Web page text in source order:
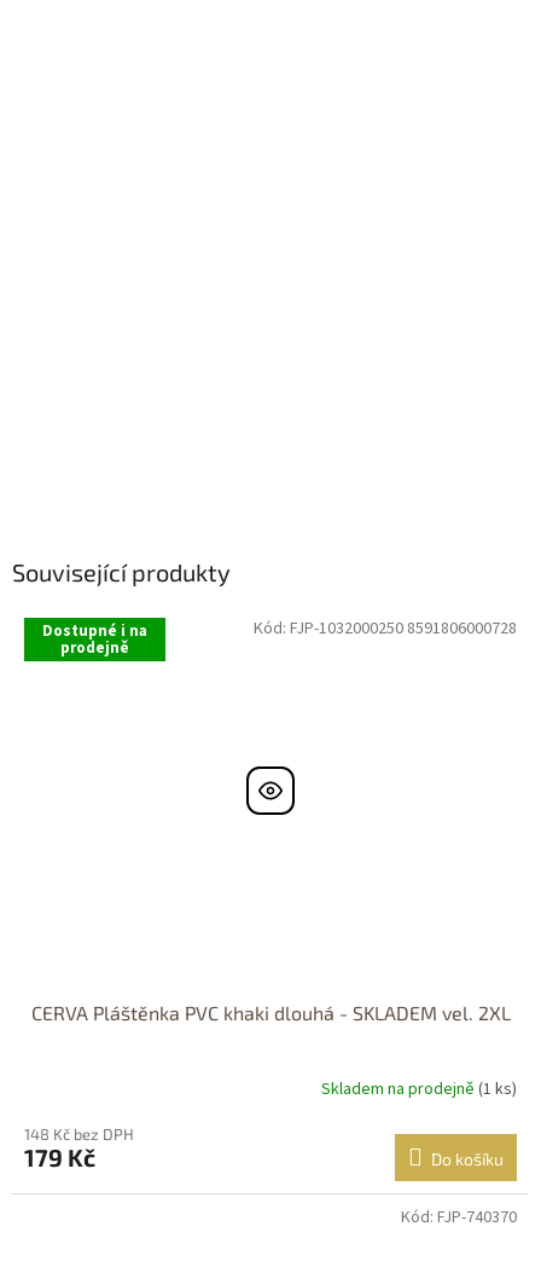
Související produkty
Dostupné i na
prodejně
CERVA Pláštěnka PVC khaki dlouhá - SKLADEM vel. 2XL
Skladem na prodejně (1 ks)
148 Kč bez DPH
179 Kč Do košíku
Kód: FJP-1032000250 8591806000728
Kód: FJP-740370